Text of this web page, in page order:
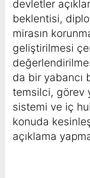
devletler
beklentisi,
mirasın
geliştirilmesi
da bir yabancı
temsilci, görev
sistemi ve iç
konuda
açıklama